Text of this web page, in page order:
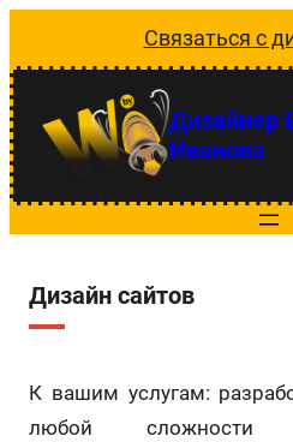
к
содержимому
Связаться с
Дизайнер
Иванова
Дизайн сайтов
К вашим услугам:
любой сложности